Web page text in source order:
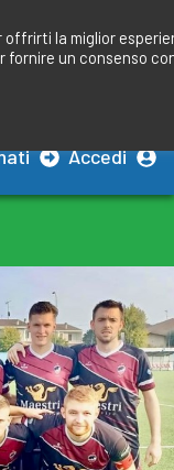
Accedi
offrirti la miglior
fornire un consenso